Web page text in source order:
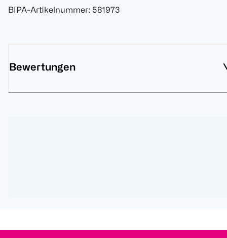
BIPA-Artikelnummer: 581973
Bewertungen